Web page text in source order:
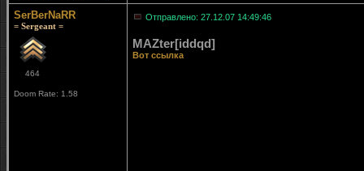
SerBerNaRR
= Sergeant =
464
Doom Rate: 1.58
Отправлено: 27.12.07 14:49:46
MAZter[iddqd]
Вот ссылка